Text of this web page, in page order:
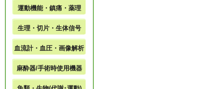
運動機能・鎮痛・薬理
生理・切片・生体信号
血流計・血圧・画像解析
麻酔器/手術時使用機器